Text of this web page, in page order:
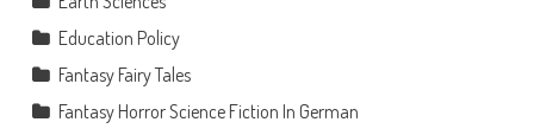
Education Policy
Fantasy Fairy Tales
Fantasy Horror Science Fiction In German